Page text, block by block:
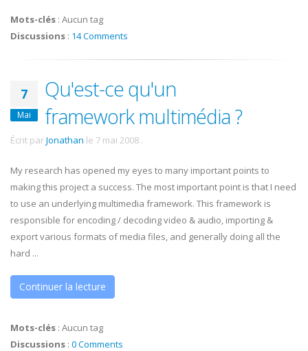
Mots-clés : Aucun tag
Discussions : 14 Comments
7
Mai
Qu'est-ce qu'un
framework multimédia ?
Écrit parJonathan le 7 mai 2008 .
My research has opened my eyes to many important points to
making this project a success. The most important point is that I need
to use an underlying multimedia framework. This framework is
responsible for encoding / decoding video & audio, importing &
export various formats of media files, and generally doing all the
hard ...
Continuer la lecture
Mots-clés : Aucun tag
Discussions : 0 Comments